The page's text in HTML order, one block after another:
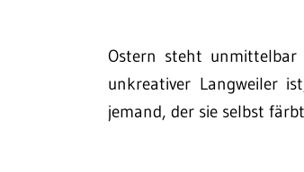
Ostern steht
unkreativer Langweiler
jemand, der sie selbst